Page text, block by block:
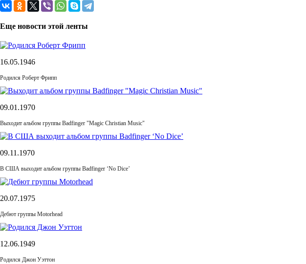
Еще новости этой ленты
16.05.1946
Родился Роберт Фрипп
09.01.1970
Выходит альбом группы Badfinger "Magic Christian Music"
09.11.1970
В США выходит альбом группы Badfinger ‘No Dice’
20.07.1975
Дебют группы Motorhead
12.06.1949
Родился Джон Уэттон